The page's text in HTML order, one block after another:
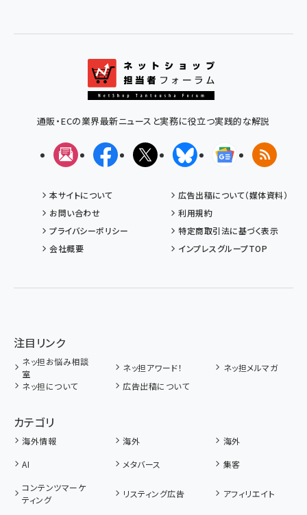
通販・ECの業界最新ニュースと実務に役立つ実践的な解説
メルマガFacebookX(エックス)BlueskyGoogleニュ
RSS
本サイトについて
広告出稿について（媒体資料）
お問い合わせ
利用規約
プライバシーポリシー
特定商取引法に基づく表示
会社概要
インプレスグループTOP
注目リンク
ネッ担お悩み相談
室
ネッ担アワード！
ネッ担メルマガ
ネッ担について
広告出稿について
カテゴリ
海外情報 海外
海外
AI
メタバース
集客
コンテンツマーケ
ティング
リスティング広告 アフィリエイト